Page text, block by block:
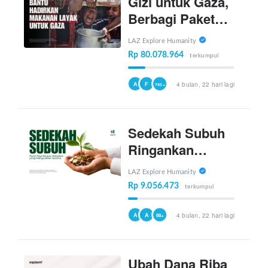
Berbagi Paket
Makanan untuk
Penduduk Gaza
LAZ Explore Humanity
Rp 80.078.964 terkumpul
A F 745+ 4 bulan, 22 hari lagi
Sedekah Subuh
Ringankan
Sesama,
Lapangkan Hati
LAZ Explore Humanity
Rp 9.056.473 terkumpul
A A 88+ 4 bulan, 22 hari lagi
Ubah Dana Riba